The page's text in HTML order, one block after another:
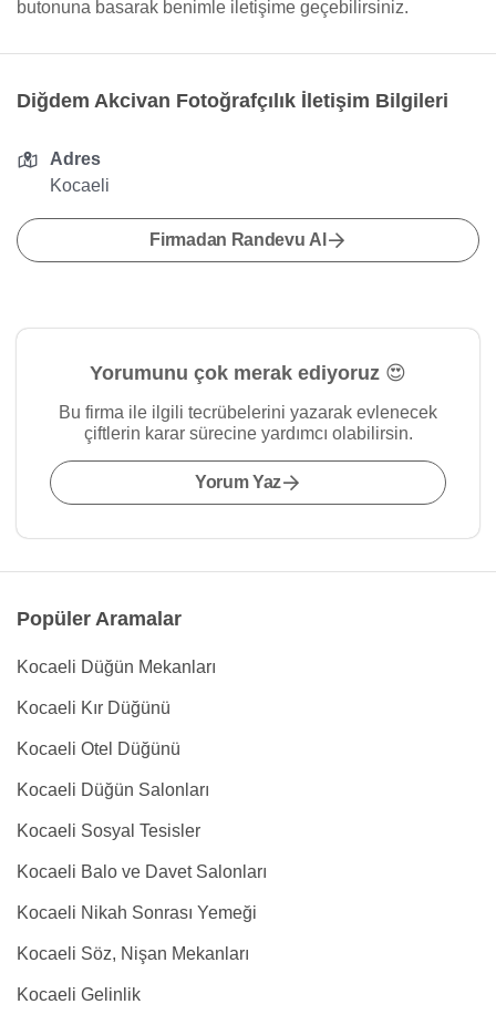
butonuna basarak benimle iletişime geçebilirsiniz.
Diğdem Akcivan Fotoğrafçılık İletişim Bilgileri
Adres
Kocaeli
Firmadan Randevu Al
Yorumunu çok merak ediyoruz 😍
Bu firma ile ilgili tecrübelerini yazarak evlenecek
çiftlerin karar sürecine yardımcı olabilirsin.
Yorum Yaz
Popüler Aramalar
Kocaeli Düğün Mekanları
Kocaeli Kır Düğünü
Kocaeli Otel Düğünü
Kocaeli Düğün Salonları
Kocaeli Sosyal Tesisler
Kocaeli Balo ve Davet Salonları
Kocaeli Nikah Sonrası Yemeği
Kocaeli Söz, Nişan Mekanları
Kocaeli Gelinlik